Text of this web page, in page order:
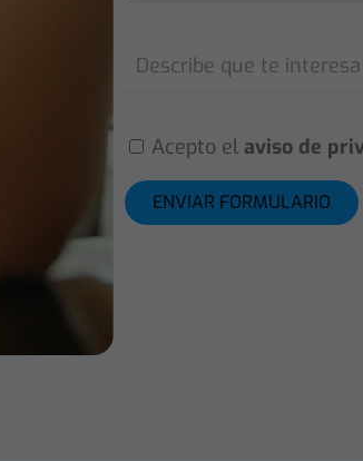
Acepto el aviso de
ENVIAR FORMULARIO